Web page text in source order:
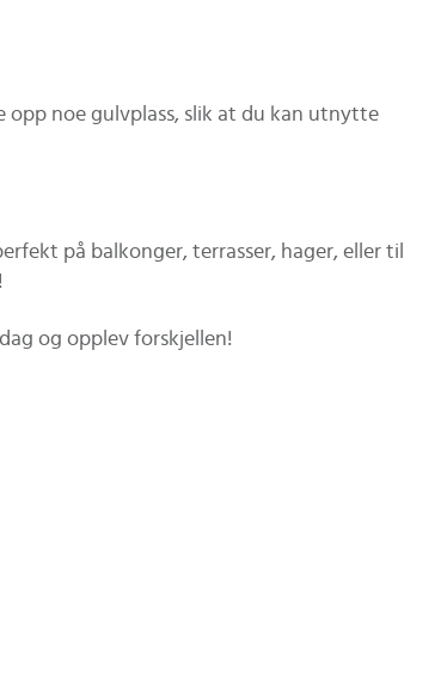
opp noe gulvplass, slik at du kan utnytte
på balkonger, terrasser, hager, eller til
og opplev forskjellen!